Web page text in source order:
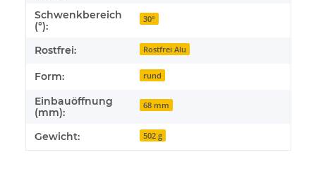
Schwenkbereich
(°):
30°
Rostfrei: Rostfrei Alu
Form: rund
Einbauöffnung
(mm):
68 mm
Gewicht: 502 g